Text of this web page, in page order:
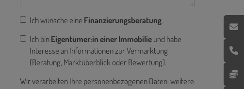
Ich wünsche eine Finanzierungsberatung.
Ich binEigentümer:in einer Immobilieund habe
Interesse an Informationen zur Vermarktung
(Beratung, Marktüberblick oder Bewertung).
Wir verarbeiten Ihre personenbezogenen Daten, weitere